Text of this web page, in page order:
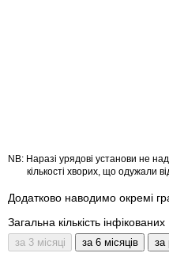
Наразі урядові установи не
кількості хворих, що одужали
Додатково наводимо окремі
Загальна кількість інфікованих